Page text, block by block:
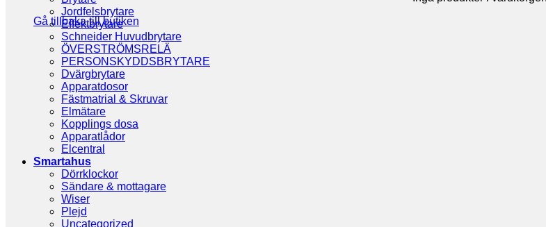
Gå tillbaka till butiken
Jordfelsbrytare
Effektbrytare
Schneider Huvudbrytare
ÖVERSTRÖMSRELÄ
PERSONSKYDDSBRYTARE
Dvärgbrytare
Apparatdosor
Fästmatrial & Skruvar
Elmätare
Kopplings dosa
Apparatlådor
Elcentral
Smartahus
Dörrklockor
Sändare & mottagare
Wiser
Plejd
Uncategorized